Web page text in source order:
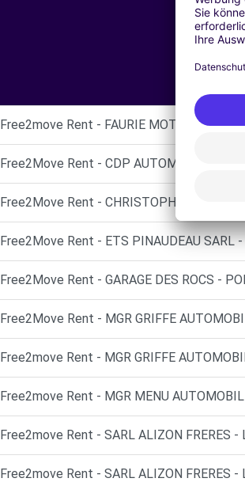
Free2move Rent - FAURIE MOTOR
Free2Move Rent - CDP AUTOMOBILES -
Free2Move Rent - CHRISTOPHE
Free2Move Rent - ETS PINAUDEAU SARL -
Free2Move Rent - GARAGE DES ROCS -
Free2Move Rent - MGR GRIFFE
Free2move Rent - MGR GRIFFE
Free2move Rent - MGR MENU
Free2move Rent - SARL ALIZON FRERES -
Free2move Rent - SARL ALIZON FRERES -